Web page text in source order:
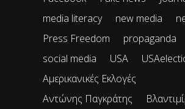
media literacy
new media
Press Freedom
propaganda
social media
USA
Αμερικανικές Εκλογές
Αντώνης Παγκράτης